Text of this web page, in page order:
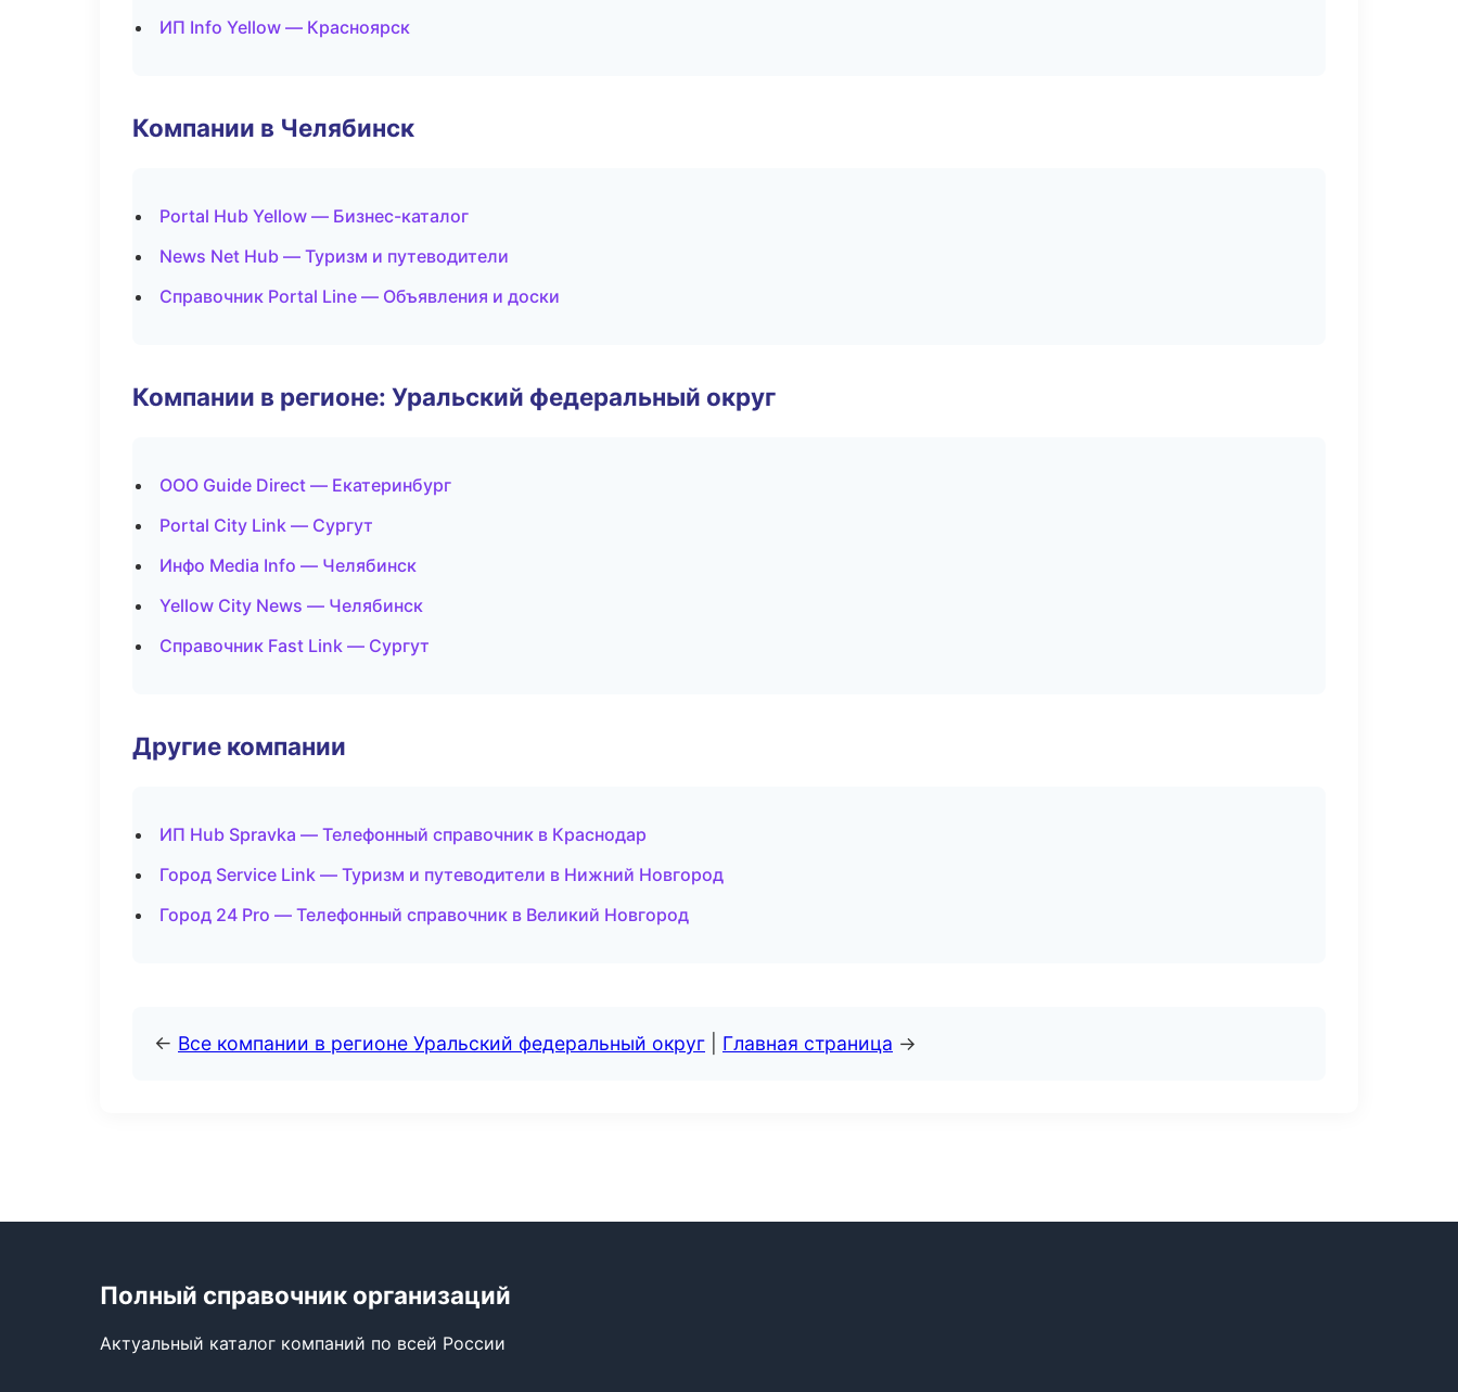
ИП Info Yellow — Красноярск
Компании в Челябинск
Portal Hub Yellow — Бизнес-каталог
News Net Hub — Туризм и путеводители
Справочник Portal Line — Объявления и доски
Компании в регионе: Уральский федеральный округ
ООО Guide Direct — Екатеринбург
Portal City Link — Сургут
Инфо Media Info — Челябинск
Yellow City News — Челябинск
Справочник Fast Link — Сургут
Другие компании
ИП Hub Spravka — Телефонный справочник в Краснодар
Город Service Link — Туризм и путеводители в Нижний Новгород
Город 24 Pro — Телефонный справочник в Великий Новгород
← Все компании в регионе Уральский федеральный округ Главная страница →
Полный справочник организаций
Актуальный каталог компаний по всей России